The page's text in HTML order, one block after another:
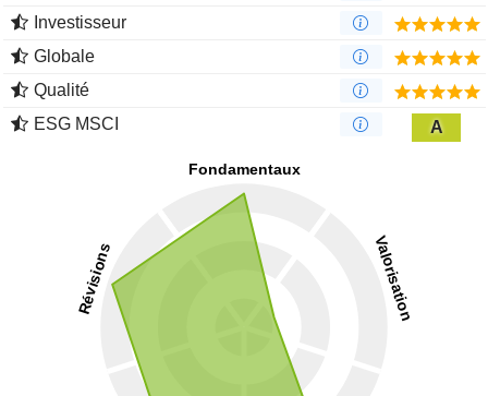
Investisseur
Globale
Qualité
ESG MSCI
A